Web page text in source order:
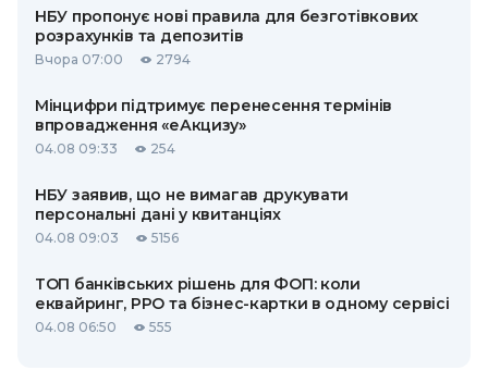
НБУ пропонує нові правила для безготівкових
розрахунків та депозитів
Вчора 07:00 2794
Мінцифри підтримує перенесення термінів
впровадження «еАкцизу»
04.08 09:33 254
НБУ заявив, що не вимагав друкувати
персональні дані у квитанціях
04.08 09:03 5156
ТОП банківських рішень для ФОП: коли
еквайринг, РРО та бізнес-картки в одному сервісі
04.08 06:50 555